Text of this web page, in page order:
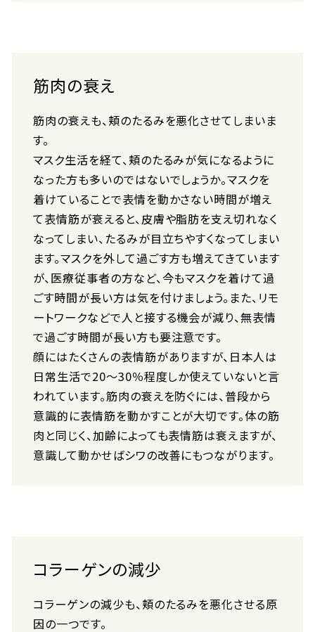
筋肉の衰え
筋肉の衰えも、頬のたるみを悪化させてしまいま
す。
マスク生活を経て、頬のたるみが気になるように
なった方も多いのではないでしょうか。マスクを
着けていることで表情を動かさない時間が増え
て表情筋が衰えると、皮膚や脂肪を支え切れなく
なってしまい、たるみが目立ちやすくなってしまい
ます。マスクを外して過ごす方も増えてきています
が、医療従事者の方など、今もマスクを着けて過
ごす時間が長い方は気を付けましょう。また、リモ
ートワークなどで人と接する機会が減り、無表情
で過ごす時間が長い方も要注意です。
顔にはたくさんの表情筋がありますが、日本人は
日常生活で20〜30％程度しか使えていないと言
われています。筋肉の衰えを防ぐには、普段から
意識的に表情筋を動かすことが大切です。体の筋
肉と同じく、加齢によっても表情筋は衰えますが、
意識して動かせばシワの改善にもつながります。
コラーゲンの減少
コラーゲンの減少も、頬のたるみを悪化させる原
因の一つです。